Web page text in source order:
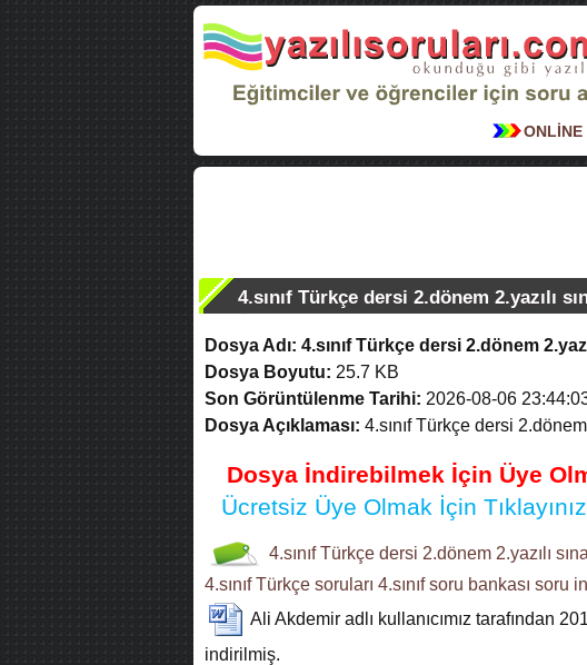
ONLİNE
4.sınıf Türkçe dersi 2.dönem 2.yazılı
Dosya Adı: 4.sınıf Türkçe dersi 2.dönem
Dosya Boyutu: 25.7 KB
Son Görüntülenme Tarihi: 2026-08-06
Dosya Açıklaması: 4.sınıf Türkçe dersi 2.dönem
Dosya İndirebilmek İçin Üye
Ücretsiz Üye Olmak İçin
4.sınıf Türkçe dersi 2.dönem 2.yazılı
4.sınıf Türkçe soruları 4.sınıf soru bankası soru
Ali Akdemir adlı kullanıcımız tarafından
indirilmiş.